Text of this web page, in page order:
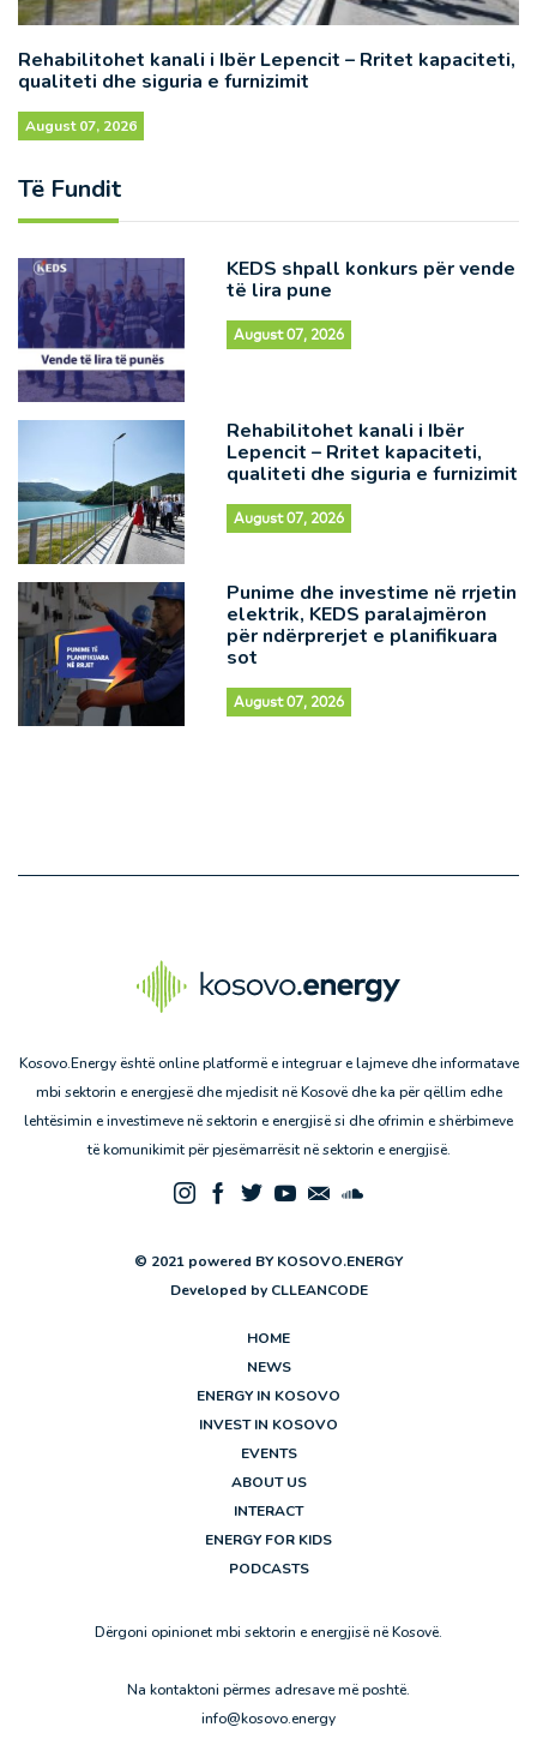
Rehabilitohet kanali i Ibër Lepencit – Rritet kapaciteti,
qualiteti dhe siguria e furnizimit
August 07, 2026
Të Fundit
KEDS shpall konkurs për vende
të lira pune
August 07, 2026
Rehabilitohet kanali i Ibër
Lepencit – Rritet kapaciteti,
qualiteti dhe siguria e furnizimit
August 07, 2026
Punime dhe investime në rrjetin
elektrik, KEDS paralajmëron
për ndërprerjet e planifikuara
sot
August 07, 2026
Kosovo.Energy është online platformë e integruar e lajmeve dhe informatave
mbi sektorin e energjesë dhe mjedisit në Kosovë dhe ka për qëllim edhe
lehtësimin e investimeve në sektorin e energjisë si dhe ofrimin e shërbimeve
të komunikimit për pjesëmarrësit në sektorin e energjisë.
© 2021 powered BY KOSOVO.ENERGY
Developed by CLLEANCODE
HOME
NEWS
ENERGY IN KOSOVO
INVEST IN KOSOVO
EVENTS
ABOUT US
INTERACT
ENERGY FOR KIDS
PODCASTS
Dërgoni opinionet mbi sektorin e energjisë në Kosovë.
Na kontaktoni përmes adresave më poshtë.
info@kosovo.energy